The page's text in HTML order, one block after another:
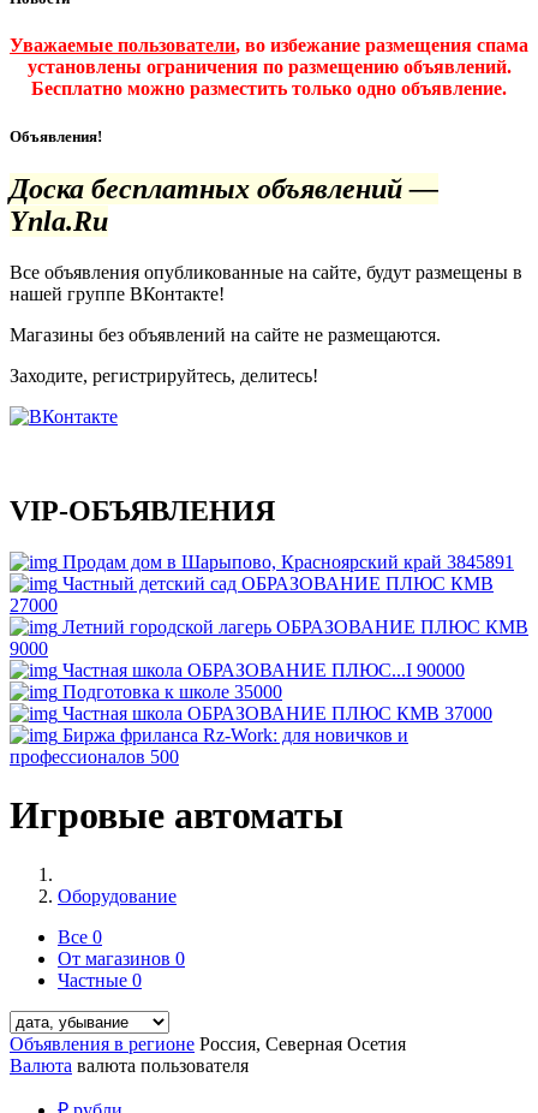
Уважаемые пользователи, во избежание размещения спама
установлены ограничения по размещению объявлений.
Бесплатно можно разместить только одно объявление.
Объявления!
Доска бесплатных объявлений —
Ynla.Ru
Все объявления опубликованные на сайте, будут размещены в
нашей группе ВКонтакте!
Магазины без объявлений на сайте не размещаются.
Заходите, регистрируйтесь, делитесь!
VIP-ОБЪЯВЛЕНИЯ
Продам дом в Шарыпово, Красноярский край 3845891
Частный детский сад ОБРАЗОВАНИЕ ПЛЮС КМВ
27000
Летний городской лагерь ОБРАЗОВАНИЕ ПЛЮС КМВ
9000
Частная школа ОБРАЗОВАНИЕ ПЛЮС...I 90000
Подготовка к школе 35000
Частная школа ОБРАЗОВАНИЕ ПЛЮС КМВ 37000
Биржа фриланса Rz-Work: для новичков и
профессионалов 500
Игровые автоматы
Оборудование
Все 0
От магазинов 0
Частные 0
Объявления в регионе Россия, Северная Осетия
Валюта валюта пользователя